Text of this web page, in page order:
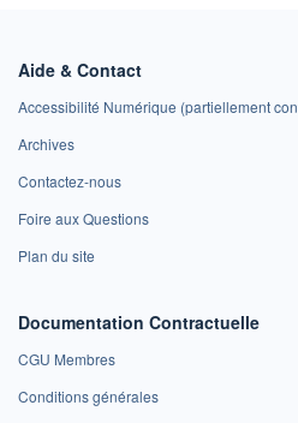
Aide & Contact
Accessibilité Numérique (partiellement
Archives
Contactez-nous
Foire aux Questions
Plan du site
Documentation Contractuelle
CGU Membres
Conditions générales